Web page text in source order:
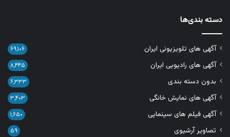
دسته بندی‌ها
آگهی های تلویزیونی ایران ۶۹,۱۰۶
آگهی های رادیویی ایران ۸,۴۴۵
بدون دسته بندی ۶,۳۳۳
آگهی های نمایش خانگی ۳,۴۰۳
آگهی فیلم های سینمایی ۱,۶۵۰
تصاویر آرشیوی ۵۹